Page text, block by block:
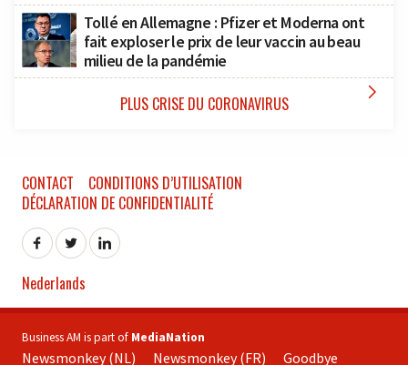
Tollé en Allemagne : Pfizer et Moderna ont
fait exploser le prix de leur vaccin au beau
milieu de la pandémie
PLUS CRISE DU CORONAVIRUS 
CONTACT
CONDITIONS D’UTILISATION
DÉCLARATION DE CONFIDENTIALITÉ
Nederlands
Business AM is part of MediaNation
Newsmonkey (NL) Newsmonkey (FR) Goodbye